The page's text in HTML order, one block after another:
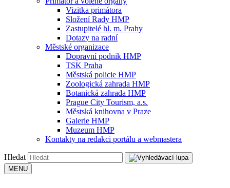
Vizitka primátora
Složení Rady HMP
Zastupitelé hl. m. Prahy
Dotazy na radní
Městské organizace
Dopravní podnik HMP
TSK Praha
Městská policie HMP
Zoologická zahrada HMP
Botanická zahrada HMP
Prague City Tourism, a.s.
Městská knihovna v Praze
Galerie HMP
Muzeum HMP
Kontakty na redakci portálu a webmastera
Hledat
MENU